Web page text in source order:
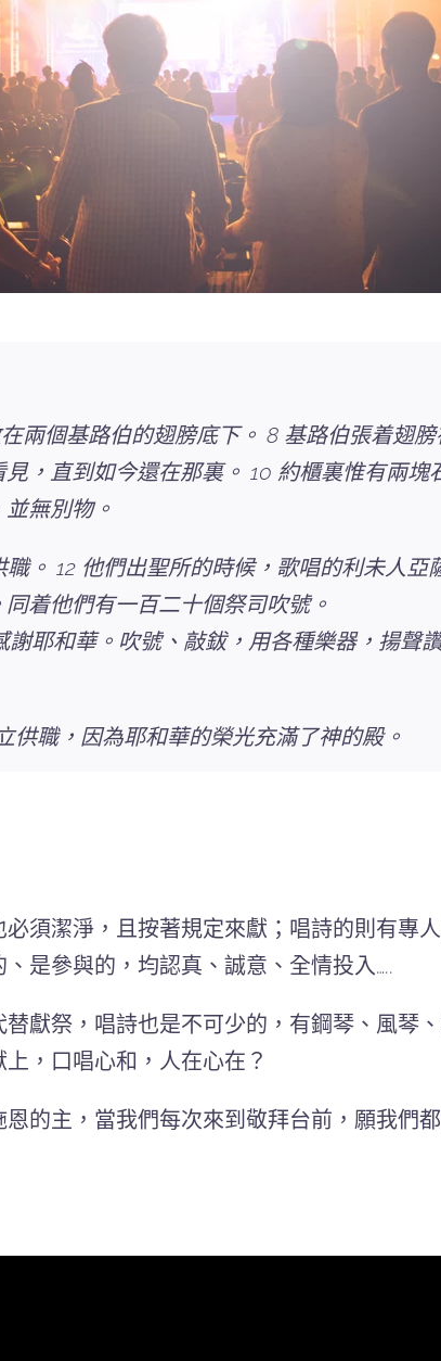
兩個基路伯的翅膀底下。 8 基路伯張着翅
，直到如今還在那裏。 10 約櫃裏惟有兩
無別物。
。 12 他們出聖所的時候，歌唱的利未人
着他們有一百二十個祭司吹號。
耶和華。吹號、敲鈸，用各種樂器，揚聲
供職，因為耶和華的榮光充滿了神的殿。
須潔淨，且按著規定來獻；唱詩的則有專
是參與的，均認真、誠意、全情投入…..
獻祭，唱詩也是不可少的，有鋼琴、風琴
，口唱心和，人在心在？
的主，當我們每次來到敬拜台前，願我們